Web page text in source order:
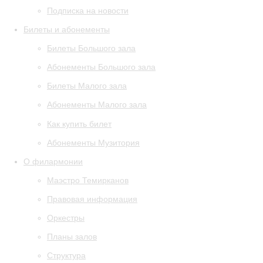
Подписка на новости
Билеты и абонементы
Билеты Большого зала
Абонементы Большого зала
Билеты Малого зала
Абонементы Малого зала
Как купить билет
Абонементы Музитория
О филармонии
Маэстро Темирканов
Правовая информация
Оркестры
Планы залов
Структура